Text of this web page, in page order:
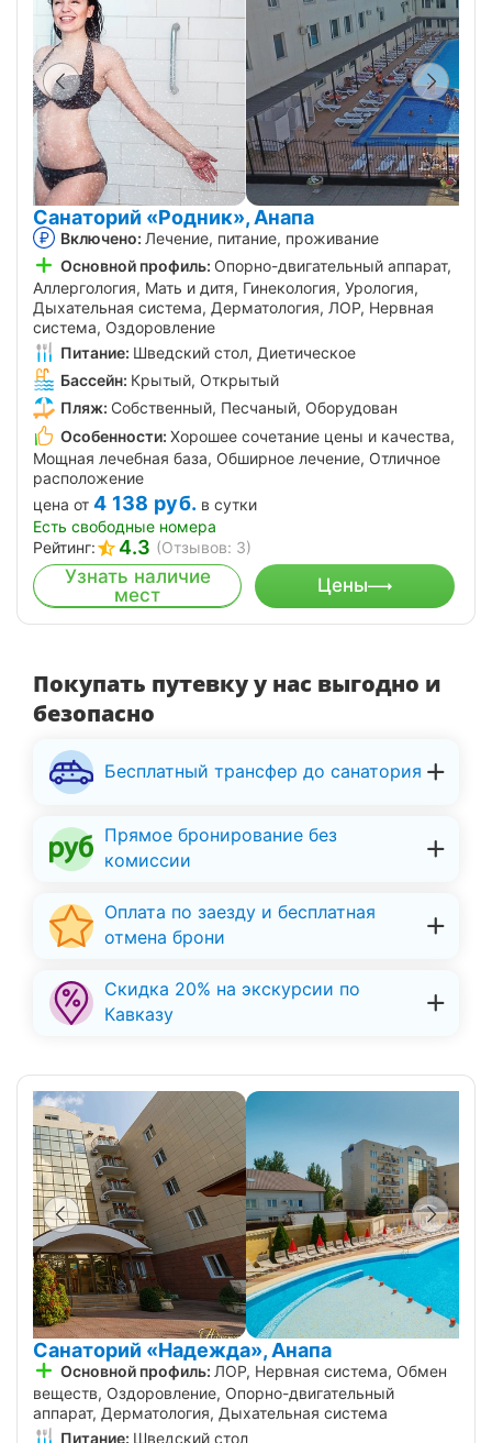
Санаторий «Родник», Анапа
Включено: Лечение, питание, проживание
Основной профиль: Опорно-двигательный аппарат,
Аллергология, Мать и дитя, Гинекология, Урология,
Дыхательная система, Дерматология, ЛОР, Нервная
система, Оздоровление
Питание: Шведский стол, Диетическое
Бассейн: Крытый, Открытый
Пляж: Собственный, Песчаный, Оборудован
Особенности: Хорошее сочетание цены и качества,
Мощная лечебная база, Обширное лечение, Отличное
расположение
цена от 4 138 руб. в сутки
Есть свободные номера
Рейтинг:
4.3 (Отзывов: 3)
Узнать наличие
мест
Цены
Покупать путевку у нас выгодно и
безопасно
Бесплатный трансфер до санатория
Прямое бронирование без
комиссии
Оплата по заезду и бесплатная
отмена брони
Скидка 20% на экскурсии по
Кавказу
Санаторий «Надежда», Анапа
Основной профиль: ЛОР, Нервная система, Обмен
веществ, Оздоровление, Опорно-двигательный
аппарат, Дерматология, Дыхательная система
Питание: Шведский стол